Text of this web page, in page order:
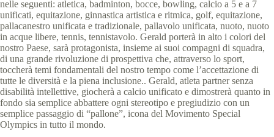
nelle seguenti: atletica, badminton, bocce, bowling, calcio a 5 e a 7
unificati, equitazione, ginnastica artistica e ritmica, golf, equitazione,
pallacanestro unificata e tradizionale, pallavolo unificata, nuoto, nuoto
in acque libere, tennis, tennistavolo. Gerald porterà in alto i colori del
nostro Paese, sarà protagonista, insieme ai suoi compagni di squadra,
di una grande rivoluzione di prospettiva che, attraverso lo sport,
toccherà temi fondamentali del nostro tempo come l’accettazione di
tutte le diversità e la piena inclusione.. Gerald, atleta partner senza
disabilità intellettive, giocherà a calcio unificato e dimostrerà quanto in
fondo sia semplice abbattere ogni stereotipo e pregiudizio con un
semplice passaggio di “pallone”, icona del Movimento Special
Olympics in tutto il mondo.